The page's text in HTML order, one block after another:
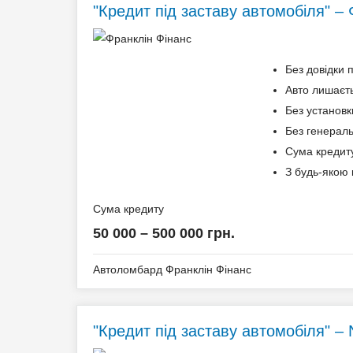
Технічний паспорт на авто;
Щомісячна комісія: 0.00%
Дострокове погашення: Дострокове без
Документи та підтвердження доходу
Паспорт;
Ідентифікаційний номер (РНОКПП);
Свідоцтво про реєстрацію транспортного
"Кредит під заставу автомобіля" –
Без довідки
Авто
Без
Без
Сума
З будь-якою
Сума кредиту
50 000 – 500 000 грн.
Автоломбард Франклін Фінанс
Додаткові умови
"Кредит під заставу автомобіля" –